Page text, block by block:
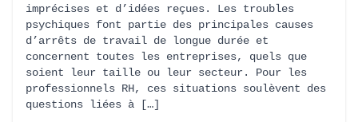
imprécises et d’idées reçues. Les troubles
psychiques font partie des principales causes
d’arrêts de travail de longue durée et
concernent toutes les entreprises, quels que
soient leur taille ou leur secteur. Pour les
professionnels RH, ces situations soulèvent des
questions liées à […]